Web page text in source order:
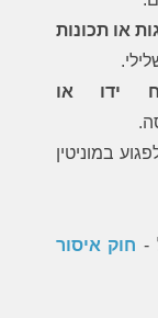
או תכונות
ידו או
במוניטין
- חוק איסור